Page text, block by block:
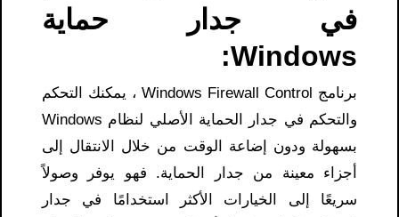
في جدار حماية
Windows:
برنامج Windows Firewall Control ، يمكنك التحكم
والتحكم في جدار الحماية الأصلي لنظام Windows
بسهولة ودون إضاعة الوقت من خلال الانتقال إلى
أجزاء معينة من جدار الحماية. فهو يوفر وصولاً
سريعًا إلى الخيارات الأكثر استخدامًا في جدار